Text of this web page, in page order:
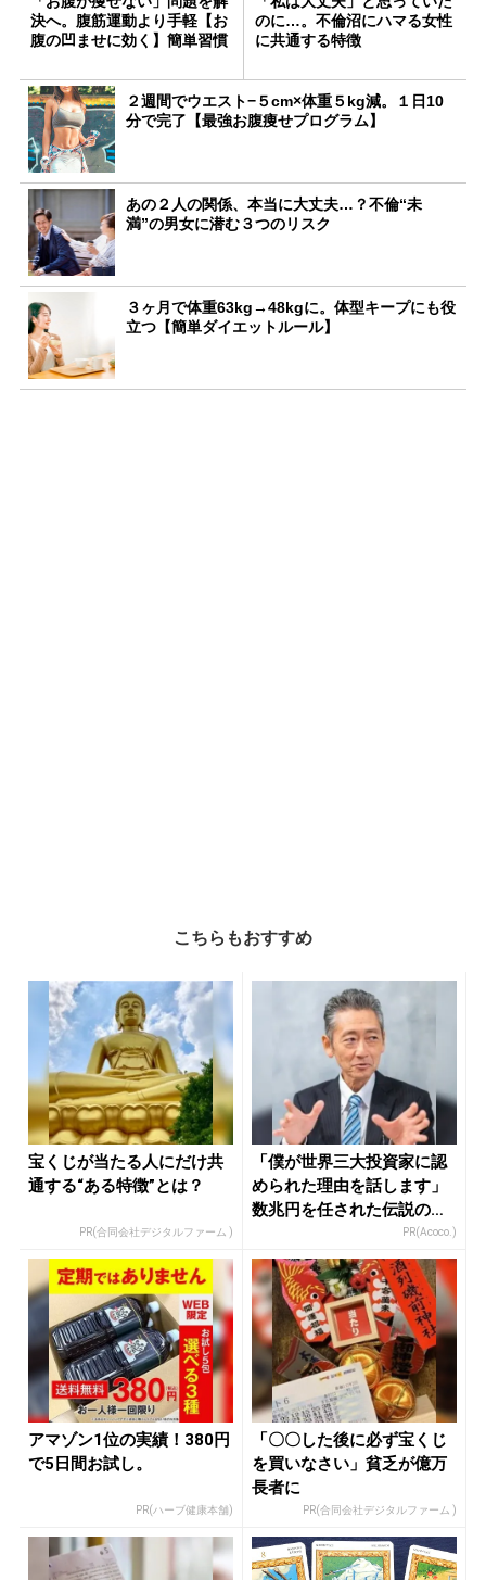
決へ。腹筋運動より手軽【お
腹の凹ませに効く】簡単習慣
のに…。不倫沼にハマる女性
に共通する特徴
２週間でウエスト−５cm×体重５kg減。１日10
分で完了【最強お腹痩せプログラム】
あの２人の関係、本当に大丈夫…？不倫“未
満”の男女に潜む３つのリスク
３ヶ月で体重63kg→48kgに。体型キープにも役
立つ【簡単ダイエットルール】
こちらもおすすめ
宝くじが当たる人にだけ共
通する“ある特徴”とは？
PR(合同会社デジタルファーム )
「僕が世界三大投資家に認
められた理由を話します」
数兆円を任された伝説の投
PR(Acoco.)
アマゾン1位の実績！380円
で5日間お試し。
PR(ハーブ健康本舗)
「〇〇した後に必ず宝くじ
を買いなさい」貧乏が億万
長者に
PR(合同会社デジタルファーム )